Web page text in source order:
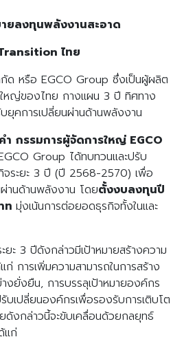
ยลงทุนพลังงานสะอาด
ไทย
ด หรือ EGCO Group ซึ่งเป็นผู้ผลิต
หญ่ของไทย กางแผน 3 ปี ทิศทาง
ยุคการเปลี่ยนผ่านด้านพลังงาน
ำ กรรมการผู้จัดการใหญ่ EGCO
Group ได้ทบทวนและปรับ
จระยะ 3 ปี (ปี 2568-2570) เพื่อ
านด้านพลังงาน โดยตั้งงบลงทุนปี
ท มุ่งเน้นการต่อยอดธุรกิจทั้งในและ
ยะ 3 ปีดังกล่าวมีเป้าหมายสร้างความ
การเพิ่มความสามารถในการสร้าง
งยั่งยืน, การบรรลุเป้าหมายองค์กร
บเปลี่ยนองค์กรเพื่อรองรับการเติบโต
ดังกล่าวนี้จะขับเคลื่อนด้วยกลยุทธ์
แก่